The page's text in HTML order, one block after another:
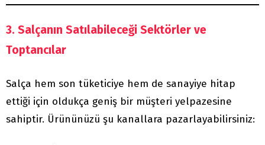
3. Salçanın Satılabileceği Sektörler ve
Toptancılar
Salça hem son tüketiciye hem de sanayiye hitap
ettiği için oldukça geniş bir müşteri yelpazesine
sahiptir. Ürününüzü şu kanallara pazarlayabilirsiniz: